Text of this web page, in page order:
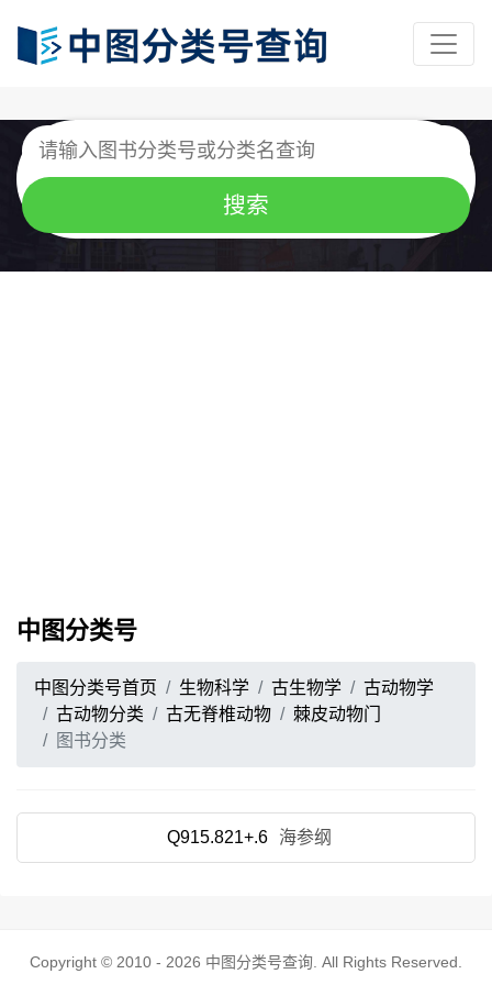
中图分类号
中图分类号首页 生物科学 古生物学
古动物学
古动物分类
古无脊椎动物
棘皮动物门
图书分类
Q915.821+.6 海参纲
Copyright © 2010 - 2026 中图分类号查询 . All Rights Reserved.